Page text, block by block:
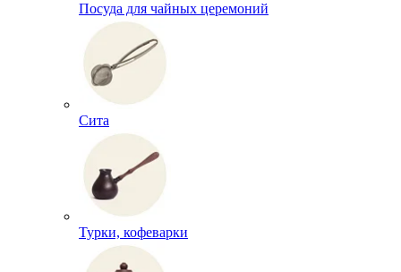
Посуда для чайных церемоний
Сита
Турки, кофеварки